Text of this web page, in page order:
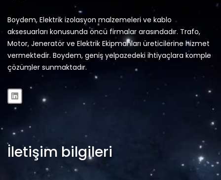
Boydem, Elektrik izolasyon malzemeleri ve kablo
aksesuarları konusunda öncü firmalar arasındadır. Trafo,
Motor, Jeneratör ve Elektrik Ekipmanları üreticilerine hizmet
vermektedir. Boydem, geniş yelpazedeki ihtiyaçlara komple
çözümler sunmaktadır.
İletişim bilgileri